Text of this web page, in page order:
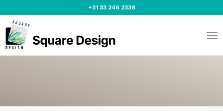
+31 33 246 2338